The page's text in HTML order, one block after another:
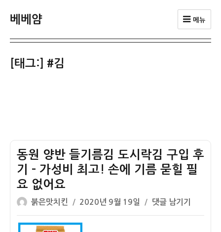
베베얌 메뉴
[태그:] #김
동원 양반 들기름김 도시락김 구입 후
기 – 가성비 최고! 손에 기름 묻힐 필
요 없어요
글
쓴
이
붉은맛치킨
작
성
일
2020년 9월 19일
동
원
댓글 남기기